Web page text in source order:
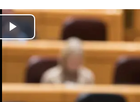
Archivo - La senadora de Vox, Paloma Gómez Enríquez,
Europa Press Sociedad
Actualizado: martes, 21 abril 2026 19:14
MADRID 21 Abr. (EUROPA